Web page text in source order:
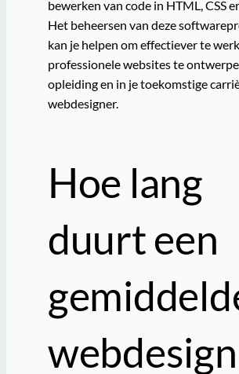
bewerken van code in HTML, CSS
Het beheersen van deze
kan je helpen om effectiever te
professionele websites te
opleiding en in je toekomstige
webdesigner.
Hoe lang
duurt een
webdesign